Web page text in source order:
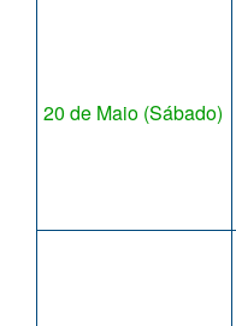
20 de Maio (Sábado)